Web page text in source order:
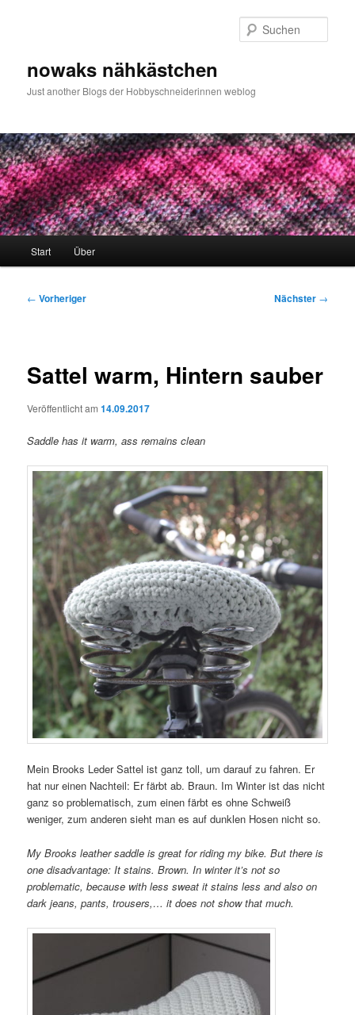
nowaks nähkästchen
Just another Blogs der Hobbyschneiderinnen weblog
Start Über
Beitragsnavigation
← Vorheriger Nächster →
Sattel warm, Hintern sauber
Veröffentlicht am14.09.2017
Saddle has it warm, ass remains clean
Mein Brooks Leder Sattel ist ganz toll, um darauf zu fahren. Er
hat nur einen Nachteil: Er färbt ab. Braun. Im Winter ist das nicht
ganz so problematisch, zum einen färbt es ohne Schweiß
weniger, zum anderen sieht man es auf dunklen Hosen nicht so.
My Brooks leather saddle is great for riding my bike. But there is
one disadvantage: It stains. Brown. In winter it’s not so
problematic, because with less sweat it stains less and also on
dark jeans, pants, trousers,… it does not show that much.